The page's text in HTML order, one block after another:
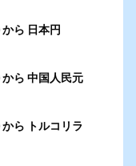
ら 日本円
ら 中国人民元
ら トルコリラ